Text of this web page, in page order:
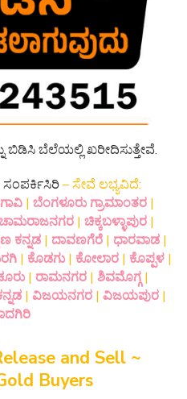
ಬಿಡಿಸಿ ಬೆಲೆಯಲ್ಲಿ ಖರೀದಿಸುತ್ತೇವೆ.
ಸಂಪರ್ಕಿಸಿರಿ– ಸೇವೆ ಲಭ್ಯವಿದೆ:
| ಬೆಂಗಳೂರು ಗ್ರಾಮಾಂತರ |
| ಚಿಕ್ಕಬಳ್ಳಾಪುರ |
ಕನ್ನಡ | ದಾವಣಗೆರೆ | ಧಾರವಾಡ |
| ಕೊಡಗು | ಕೋಲಾರ | ಕೊಪ್ಪಳ |
| ರಾಮನಗರ | ಶಿವಮೊಗ್ಗ |
| ವಿಜಯನಗರ | ವಿಜಯಪುರ |
and Sell ~
Buyers